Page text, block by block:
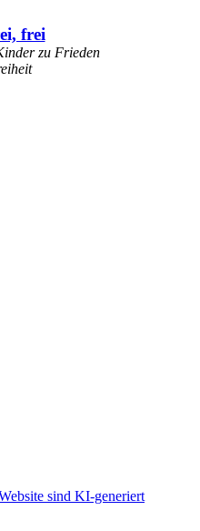
frei
zu Frieden
sind KI-generiert